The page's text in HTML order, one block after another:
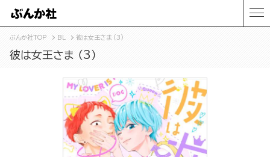
ぶんか社TOP BL 彼は女王さま （3）
彼は女王さま （3）